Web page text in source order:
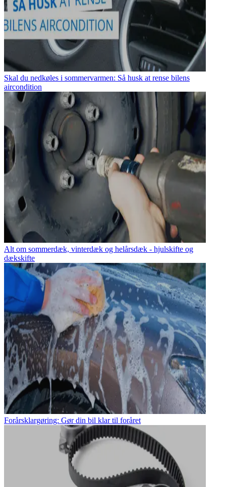
Skal du nedkøles i sommervarmen: Så husk at rense bilens
aircondition
Alt om sommerdæk, vinterdæk og helårsdæk - hjulskifte og
dækskifte
Forårsklargøring: Gør din bil klar til foråret